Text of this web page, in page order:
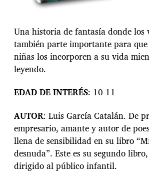
Una historia de fantasía donde los
también parte importante para
niñas los incorporen a su vida
leyendo.
EDADDEINTERÉS: 10-11
AUTOR: Luis García Catalán. De
empresario, amante y autor de
llena de sensibilidad en su libro
desnuda”. Este es su segundo
dirigido al público infantil.